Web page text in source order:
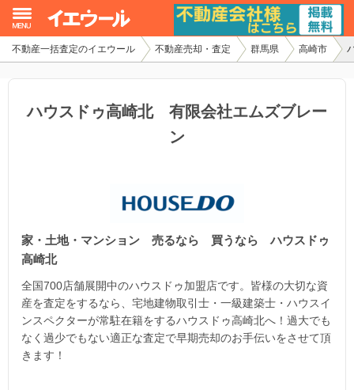
不動産一括査定のイエウール 不動産売却・査定 群馬県 高崎市
ハウスドゥ高崎北 有限会社エムズブレー
ン
家・土地・マンション 売るなら 買うなら ハウスドゥ
高崎北
全国700店舗展開中のハウスドゥ加盟店です。皆様の大切な資
産を査定をするなら、宅地建物取引士・一級建築士・ハウスイ
ンスペクターが常駐在籍をするハウスドゥ高崎北へ！過大でも
なく過少でもない適正な査定で早期売却のお手伝いをさせて頂
きます！
イエウール加盟希望の不動産会社様
お問い合わせ